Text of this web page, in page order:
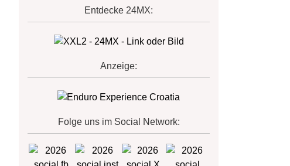
Entdecke 24MX:
Anzeige:
Folge uns im Social Network: